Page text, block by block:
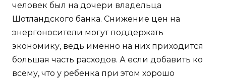
человек был на дочери владельца
Шотландского банка. Снижение цен на
энергоносители могут поддержать
экономику, ведь именно на них приходится
большая часть расходов. А если добавить ко
всему, что у ребенка при этом хорошо